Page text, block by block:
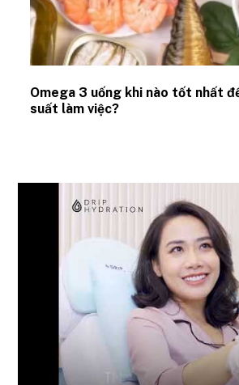
Omega 3 uống khi nào tốt nhất
suất làm việc?